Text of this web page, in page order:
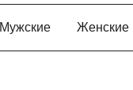
Женские
Мужские